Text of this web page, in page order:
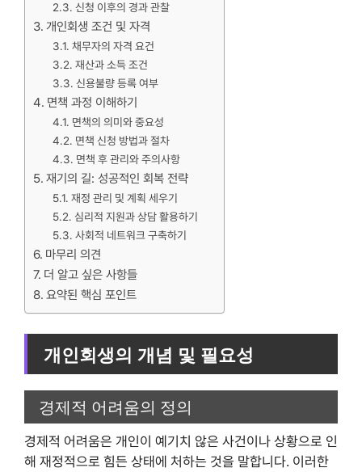
신청 이후의 경과 관찰
개인회생 조건 및 자격
채무자의 자격 요건
재산과 소득 조건
신용불량 등록 여부
면책 과정 이해하기
면책의 의미와 중요성
면책 신청 방법과 절차
면책 후 관리와 주의사항
재기의 길: 성공적인 회복 전략
재정 관리 및 계획 세우기
심리적 지원과 상담 활용하기
사회적 네트워크 구축하기
마무리 의견
더 알고 싶은 사항들
요약된 핵심 포인트
개인회생의 개념 및 필요성
경제적 어려움의 정의
경제적 어려움은 개인이 예기치 않은 사건이나 상황으로 인
해 재정적으로 힘든 상태에 처하는 것을 말합니다. 이러한